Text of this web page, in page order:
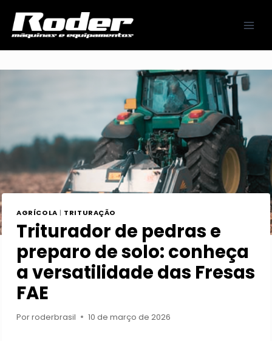
para
Conteúdo
AGRÍCOLA | TRITURAÇÃO
Triturador de pedras e
preparo de solo: conheça
a versatilidade das Fresas
FAE
Porroderbrasil 10 de março de 2026